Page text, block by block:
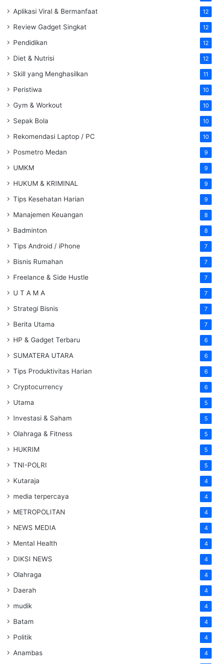
Aplikasi Viral & Bermanfaat 12
Review Gadget Singkat 12
Pendidikan 12
Diet & Nutrisi 12
Skill yang Menghasilkan 11
Peristiwa 10
Gym & Workout 10
Sepak Bola 10
Rekomendasi Laptop / PC 10
Posmetro Medan 9
UMKM 9
HUKUM & KRIMINAL 9
Tips Kesehatan Harian 9
Manajemen Keuangan 8
Badminton 8
Tips Android / iPhone 7
Bisnis Rumahan 7
Freelance & Side Hustle 7
U T A M A 7
Strategi Bisnis 7
Berita Utama 7
HP & Gadget Terbaru 6
SUMATERA UTARA 6
Tips Produktivitas Harian 6
Cryptocurrency 6
Utama 5
Investasi & Saham 5
Olahraga & Fitness 5
HUKRIM 5
TNI-POLRI 5
Kutaraja 4
media terpercaya 4
METROPOLITAN 4
NEWS MEDIA 4
Mental Health 4
DIKSI NEWS 4
Olahraga 4
Daerah 4
mudik 4
Batam 4
Politik 4
Anambas 4